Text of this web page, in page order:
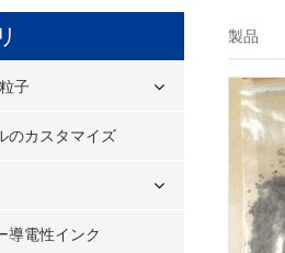
子
のカスタマイズ
導電性インク
製品